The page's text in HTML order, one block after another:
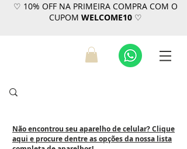
♡ 10% OFF NA PRIMEIRA COMPRA COM O
CUPOM WELCOME10♡
Não encontrou seu aparelho de celular? Clique
aqui e procure dentre as opções da nossa lista